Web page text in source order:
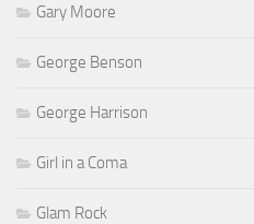
Gary Moore
George Benson
George Harrison
Girl in a Coma
Glam Rock